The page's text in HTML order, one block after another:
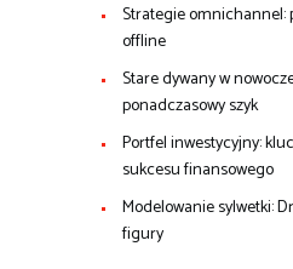
Strategie omnichannel:
offline
Stare dywany w
ponadczasowy szyk
Portfel inwestycyjny:
sukcesu finansowego
Modelowanie sylwetki:
figury